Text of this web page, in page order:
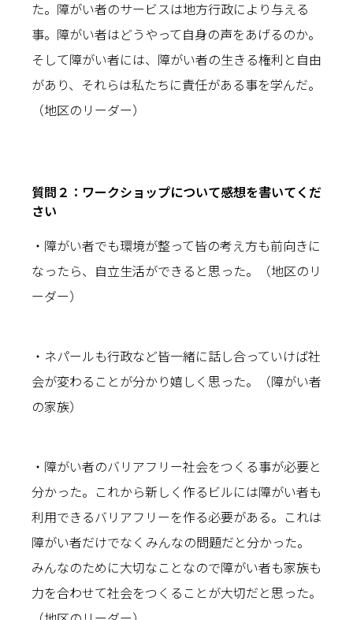
た。障がい者のサービスは地方行政により与える
事。障がい者はどうやって自身の声をあげるのか。
そして障がい者には、障がい者の生きる権利と自由
があり、それらは私たちに責任がある事を学んだ。
（地区のリーダー）
質問２：ワークショップについて感想を書いてくだ
さい
・障がい者でも環境が整って皆の考え方も前向きに
なったら、自立生活ができると思った。（地区のリ
ーダー）
・ネパールも行政など皆一緒に話し合っていけば社
会が変わることが分かり嬉しく思った。（障がい者
の家族）
・障がい者のバリアフリー社会をつくる事が必要と
分かった。これから新しく作るビルには障がい者も
利用できるバリアフリーを作る必要がある。これは
障がい者だけでなくみんなの問題だと分かった。
みんなのために大切なことなので障がい者も家族も
力を合わせて社会をつくることが大切だと思った。